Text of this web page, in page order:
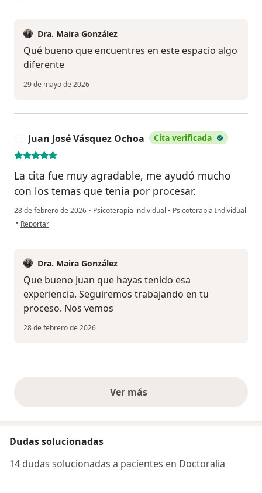
Dra. Maira González
Qué bueno que encuentres en este espacio algo
diferente
29 de mayo de 2026
Juan José Vásquez Ochoa Cita verificada
La cita fue muy agradable, me ayudó mucho
con los temas que tenía por procesar.
28 de febrero de 2026 • Psicoterapia individual • Psicoterapia Individual
• en opinión del usuario Juan José Vásquez Ochoa
Reportar
Dra. Maira González
Que bueno Juan que hayas tenido esa
experiencia. Seguiremos trabajando en tu
proceso. Nos vemos
28 de febrero de 2026
Ver másopiniones anteriores
Dudas solucionadas
14 dudas solucionadas a pacientes en Doctoralia